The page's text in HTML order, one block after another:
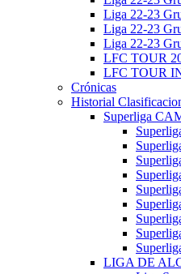
Liga 22-23
Liga 22-23
Liga 22-23
LFC TOUR
LFC TOUR
Crónicas
Historial
Superliga
LIGA DE